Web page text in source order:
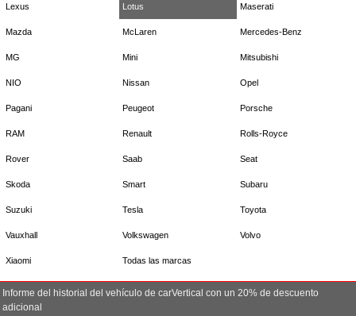
Lexus Lotus Maserati
Mazda McLaren Mercedes-Benz
MG Mini Mitsubishi
NIO Nissan Opel
Pagani Peugeot Porsche
RAM Renault Rolls-Royce
Rover Saab Seat
Skoda Smart Subaru
Suzuki Tesla Toyota
Vauxhall Volkswagen Volvo
Xiaomi Todas las marcas
Informe del historial del vehículo de carVertical con un 20% de descuento
adicional